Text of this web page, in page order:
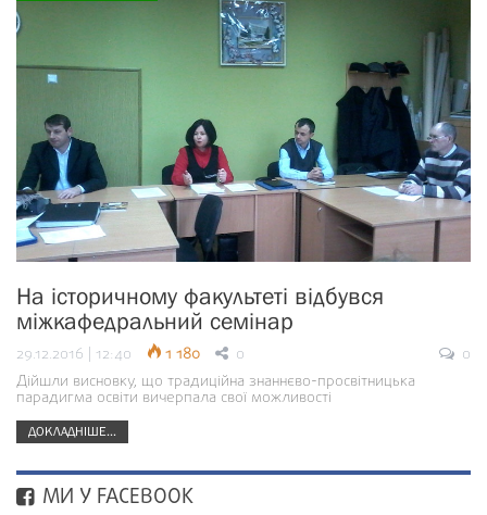
На історичному факультеті відбувся
міжкафедральний семінар
29.12.2016 | 12:40 1 180 0
0
Дійшли висновку, що традиційна знаннєво-просвітницька
парадигма освіти вичерпала свої можливості
ДОКЛАДНІШЕ...
МИ У FACEBOOK